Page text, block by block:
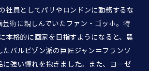
社員としてパリやロンドンに勤務するな
芸術に親しんでいたファン・ゴッホ。特
本格的に画家を目指すようになると、農
バルビゾン派の巨匠ジャン＝フランソ
に強い憧れを抱きました。また、ヨーゼ